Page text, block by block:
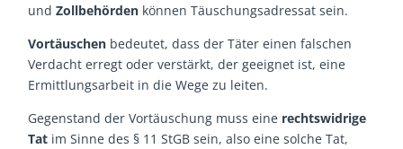
undZollbehörden können Täuschungsadressat sein.
Vortäuschen bedeutet, dass der Täter einen falschen
Verdacht erregt oder verstärkt, der geeignet ist, eine
Ermittlungsarbeit in die Wege zu leiten.
Gegenstand der Vortäuschung muss eine rechtswidrige
Tat im Sinne des § 11 StGB sein, also eine solche Tat,